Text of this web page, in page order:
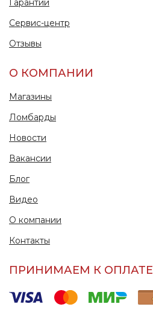
Гарантии
Сервис-центр
Отзывы
О КОМПАНИИ
Магазины
Ломбарды
Новости
Вакансии
Блог
Видео
О компании
Контакты
ПРИНИМАЕМ К ОПЛАТЕ